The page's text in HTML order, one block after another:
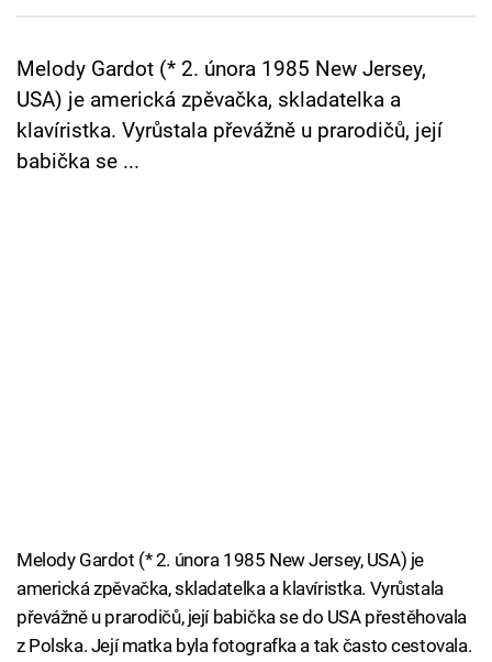
Cool Esport
Pořady
TV Program
Melody Gardot (* 2. února 1985 New Jersey,
USA) je americká zpěvačka, skladatelka a
klavíristka. Vyrůstala převážně u prarodičů, její
babička se ...
Melody Gardot (* 2. února 1985 New Jersey, USA) je
americká zpěvačka, skladatelka a klavíristka. Vyrůstala
převážně u prarodičů, její babička se do USA přestěhovala
z Polska. Její matka byla fotografka a tak často cestovala.